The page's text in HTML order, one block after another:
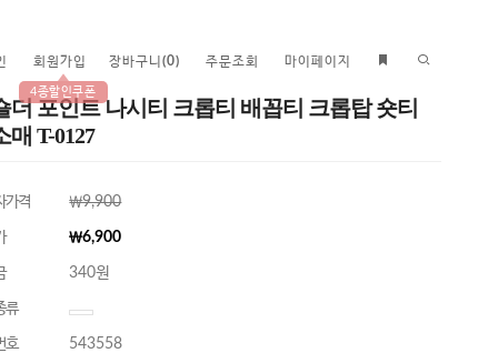
회원가입
4종할인쿠폰
장바구니 (0) 주문조회 마이페이지
더 포인트 나시티 크롭티 배꼽티 크롭탑 숏티
매 T-0127
가격 ￦9,900
￦6,900
340원
류
호 543558